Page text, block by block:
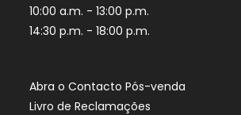
10:00 a.m. - 13:00 p.m.
14:30 p.m. - 18:00 p.m.
Abra o Contacto Pós-venda
Livro de Reclamações